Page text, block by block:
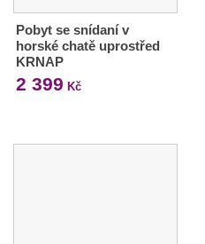
Pobyt se snídaní v
horské chatě uprostřed
KRNAP
2 399 Kč